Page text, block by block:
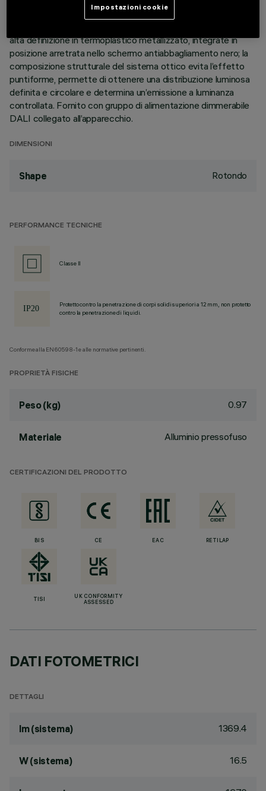
alluminio pressofuso, permette di indirizzare l’emissione con
alta definizione in termoplastico metallizzato, integrate in
posizione arretrata nello schermo antiabbagliamento nero; la
composizione strutturale del sistema ottico evita l’effetto
puntiforme, permette di ottenere una distribuzione luminosa
definita e circolare e determina un’emissione a luminanza
controllata. Fornito con gruppo di alimentazione dimmerabile
DALI collegato all’apparecchio.
DIMENSIONI
Shape Rotondo
PERFORMANCE TECNICHE
Classe II
Protetto contro la penetrazione di corpi solidi superiori a 12 mm, non protetto
contro la penetrazione di liquidi.
Conforme alla EN60598-1 e alle normative pertinenti.
PROPRIETÀ FISICHE
Peso (kg) 0.97
Materiale Alluminio pressofuso
CERTIFICAZIONI DEL PRODOTTO
BIS CE EAC RETILAP
TISI
UK CONFORMITY
ASSESSED
DATI FOTOMETRICI
DETTAGLI
lm (sistema) 1369.4
W (sistema) 16.5
Impostazioni cookie